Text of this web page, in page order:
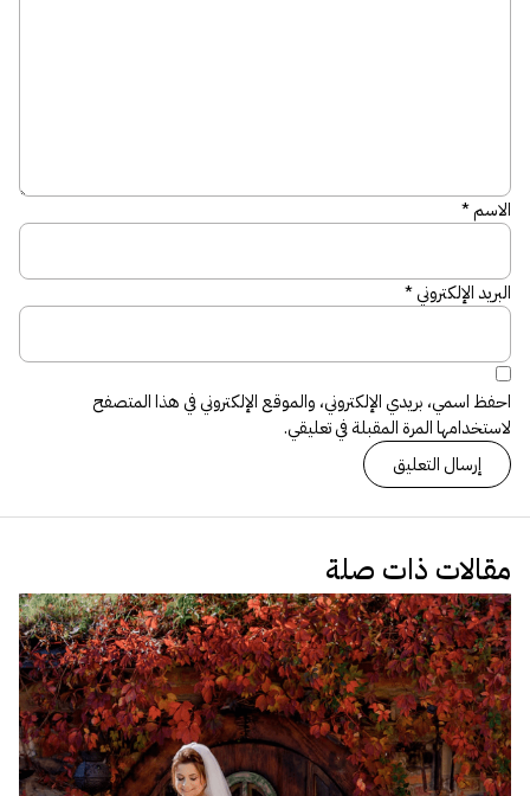
الاسم*
البريد الإلكتروني*
احفظ اسمي، بريدي الإلكتروني، والموقع الإلكتروني في هذا المتصفح
لاستخدامها المرة المقبلة في تعليقي.
مقالات ذات صلة